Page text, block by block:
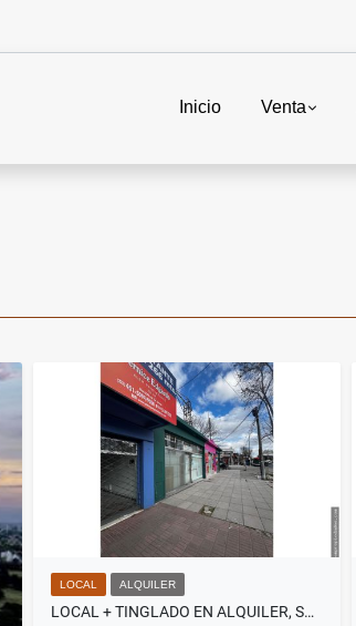
Inicio Venta
LOCAL ALQUILER
LOCAL + TINGLADO EN ALQUILER, SOBRE AV INDEPENDENCIA.